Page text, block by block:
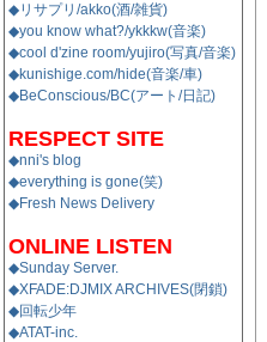
◆リサプリ/akko(酒/雑貨)
◆you know what?/ykkkw(音楽)
◆cool d'zine room/yujiro(写真/音楽)
◆kunishige.com/hide(音楽/車)
◆BeConscious/BC(アート/日記)
RESPECT SITE
◆nni's blog
◆everything is gone(笑)
◆Fresh News Delivery
ONLINE LISTEN
◆Sunday Server.
◆XFADE:DJMIX ARCHIVES(閉鎖)
◆回転少年
◆ATAT-inc.